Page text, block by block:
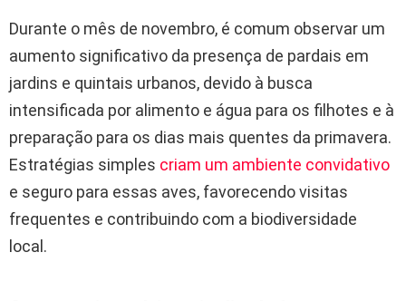
Durante o mês de novembro, é comum observar um
aumento significativo da presença de pardais em
jardins e quintais urbanos, devido à busca
intensificada por alimento e água para os filhotes e à
preparação para os dias mais quentes da primavera.
Estratégias simples criam um ambiente convidativo
e seguro para essas aves, favorecendo visitas
frequentes e contribuindo com a biodiversidade
local.